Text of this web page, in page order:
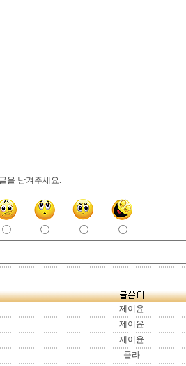
을 남겨주세요.
제이윤
제이윤
제이윤
콜라